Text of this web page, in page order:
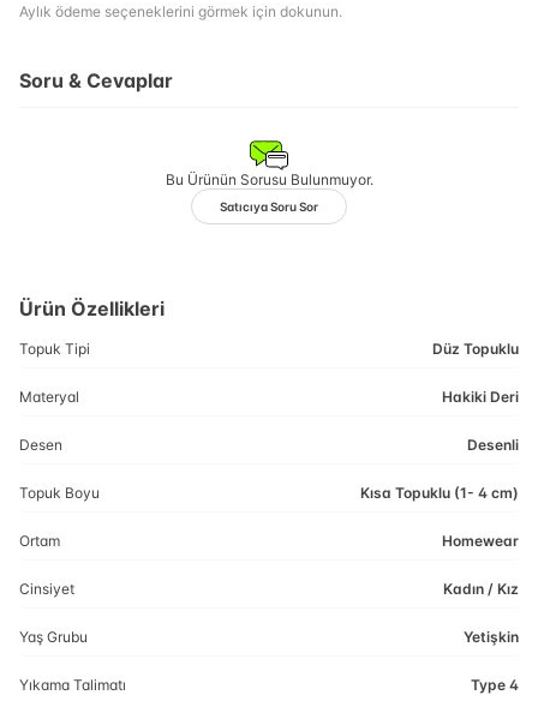
Aylık ödeme seçeneklerini görmek için dokunun.
Soru & Cevaplar
Bu Ürünün Sorusu Bulunmuyor.
Satıcıya Soru Sor
Ürün Özellikleri
Topuk Tipi Düz Topuklu
Materyal Hakiki Deri
Desen Desenli
Topuk Boyu Kısa Topuklu (1- 4 cm)
Ortam Homewear
Cinsiyet Kadın / Kız
Yaş Grubu Yetişkin
Yıkama Talimatı Type 4